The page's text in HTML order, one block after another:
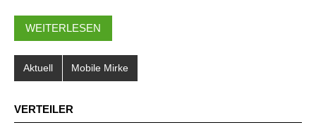
WEITERLESEN
Aktuell Mobile Mirke
VERTEILER